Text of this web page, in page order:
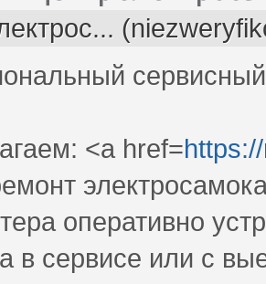
<a href=
оперативно
в сервисе или с